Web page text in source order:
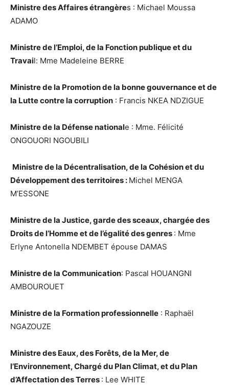
Ministre des Affaires étrangères : Michael Moussa
ADAMO
Ministre de l’Emploi, de la Fonction publique et du
Travail: Mme Madeleine BERRE
Ministre de la Promotion de la bonne gouvernance et de
la Lutte contre la corruption : Francis NKEA NDZIGUE
Ministre de la Défense nationale : Mme. Félicité
ONGOUORI NGOUBILI
Ministre de la Décentralisation, de la Cohésion et du
Développement des territoires : Michel MENGA
M’ESSONE
Ministre de la Justice, garde des sceaux, chargée des
Droits de l’Homme et de l’égalité des genres : Mme
Erlyne Antonella NDEMBET épouse DAMAS
Ministre de la Communication: Pascal HOUANGNI
AMBOUROUET
Ministre de la Formation professionnelle : Raphaël
NGAZOUZE
Ministre des Eaux, des Forêts, de la Mer, de
l’Environnement, Chargé du Plan Climat, et du Plan
d’Affectation des Terres : Lee WHITE